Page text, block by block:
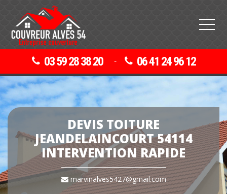
03 59 28 38 20 - 06 41 24 96 12
DEVIS TOITURE
JEANDELAINCOURT 54114
INTERVENTION RAPIDE
marvinalves5427@gmail.com